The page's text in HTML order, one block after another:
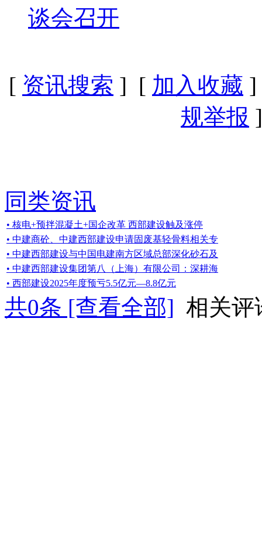
谈会召开
[ 资讯搜索 ] [ 加入收藏
规举报
同类资讯
• 核电+预拌混凝土+国企改革 西部建设触及涨停
• 中建商砼、中建西部建设申请固废基轻骨料相关专
• 中建西部建设与中国电建南方区域总部深化砂石及
• 中建西部建设集团第八（上海）有限公司：深耕海
• 西部建设2025年度预亏5.5亿元—8.8亿元
共0条 [查看全部] 相关评